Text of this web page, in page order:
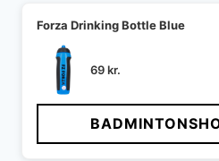
Forza Drinking Bottle Blue
69kr.